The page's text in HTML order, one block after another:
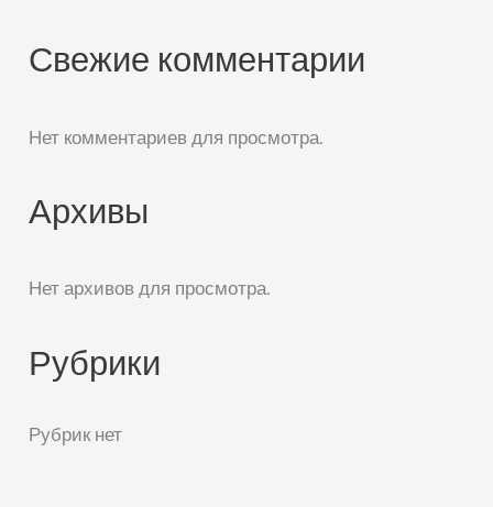
Свежие комментарии
Нет комментариев для просмотра.
Архивы
Нет архивов для просмотра.
Рубрики
Рубрик нет